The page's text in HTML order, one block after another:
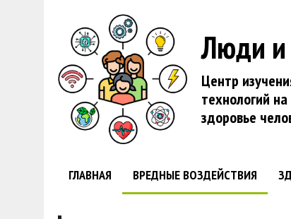
Люди и
Центр
технологий
здоровье
ГЛАВНАЯ ВРЕДНЫЕ ВОЗДЕЙСТВИЯ